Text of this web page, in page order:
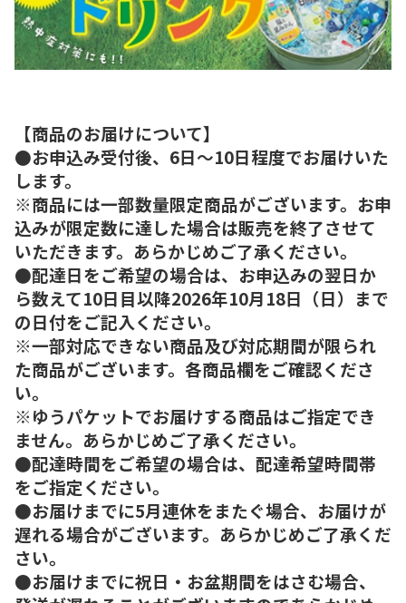
【商品のお届けについて】
●お申込み受付後、6日～10日程度でお届けいた
します。
※商品には一部数量限定商品がございます。お申
込みが限定数に達した場合は販売を終了させて
いただきます。あらかじめご了承ください。
●配達日をご希望の場合は、お申込みの翌日か
ら数えて10日目以降2026年10月18日（日）まで
の日付をご記入ください。
※一部対応できない商品及び対応期間が限られ
た商品がございます。各商品欄をご確認くださ
い。
※ゆうパケットでお届けする商品はご指定でき
ません。あらかじめご了承ください。
●配達時間をご希望の場合は、配達希望時間帯
をご指定ください。
●お届けまでに5月連休をまたぐ場合、お届けが
遅れる場合がございます。あらかじめご了承くだ
さい。
●お届けまでに祝日・お盆期間をはさむ場合、